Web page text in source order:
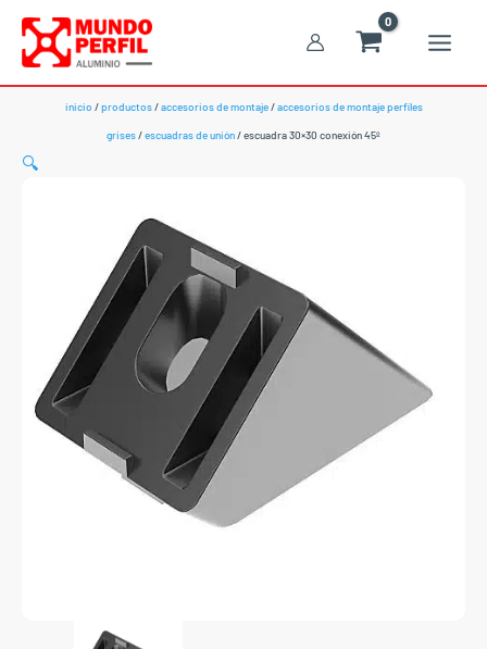
contenido
inicio /productos/accesorios de montaje/accesorios de montaje perfiles
grises/escuadras de unión/ escuadra 30×30 conexión 45º
🔍